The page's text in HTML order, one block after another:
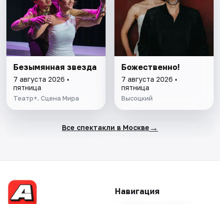
Безымянная звезда
7 августа 2026 •
пятница
Театр+. Сцена Мира
Божественно!
7 августа 2026 •
пятница
Высоцкий
Все спектакли в Москве →
Навигация